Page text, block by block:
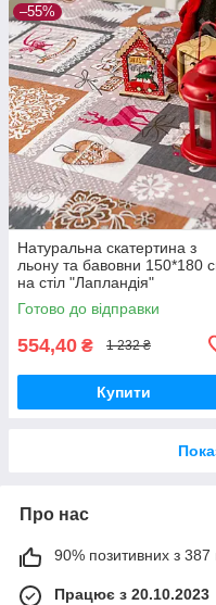
–55%
Натуральна скатертина з
льону та бавовни 150*180
на стіл "Лапландія"
Готово до відправки
554,40 ₴ 1 232 ₴
Купити
Про нас
90% позитивних з 387
Працює з 20.10.2023